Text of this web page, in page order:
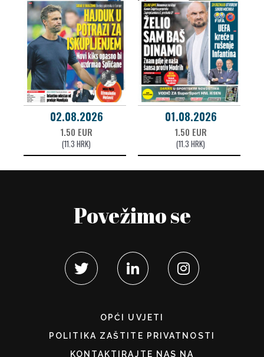
02.08.2026
1.50 EUR
(11.3 HRK)
01.08.2026
1.50 EUR
(11.3 HRK)
Povežimo se
OPĆI UVJETI
POLITIKA ZAŠTITE PRIVATNOSTI
KONTAKTIRAJTE NAS NA